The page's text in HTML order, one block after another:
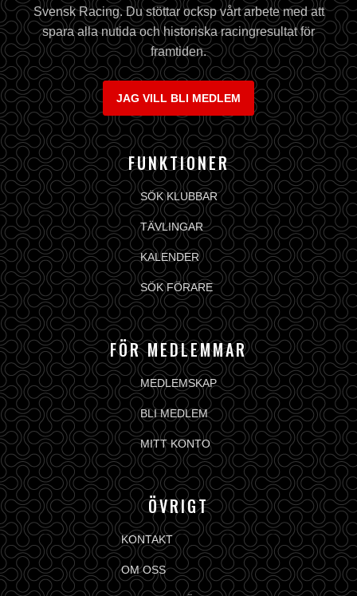
Svensk Racing. Du stöttar ocksp vårt arbete med att
spara alla nutida och historiska racingresultat för
framtiden.
JAG VILL BLI MEDLEM
FUNKTIONER
SÖK KLUBBAR
TÄVLINGAR
KALENDER
SÖK FÖRARE
FÖR MEDLEMMAR
MEDLEMSKAP
BLI MEDLEM
MITT KONTO
ÖVRIGT
KONTAKT
OM OSS